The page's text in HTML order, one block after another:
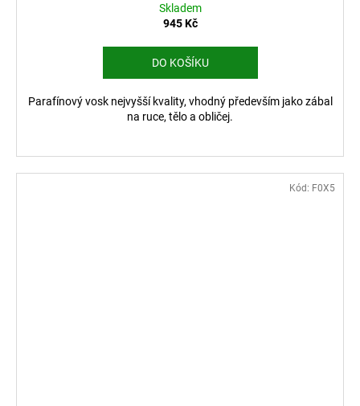
Skladem
945 Kč
DO KOŠÍKU
Parafínový vosk nejvyšší kvality, vhodný především jako zábal
na ruce, tělo a obličej.
Kód: F0X5